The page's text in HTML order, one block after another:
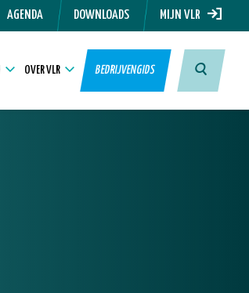
AGENDA DOWNLOADS MIJN VLR
OVER VLR BEDRIJVENGIDS